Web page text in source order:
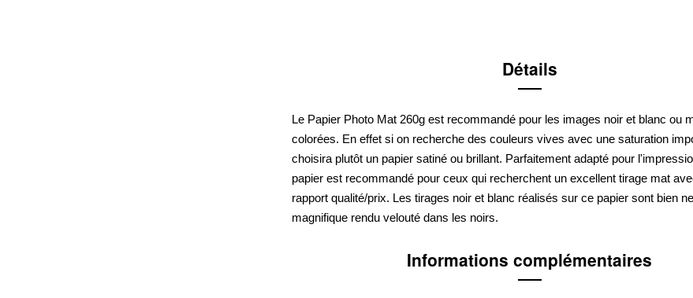
Détails
Le Papier Photo Mat 260g est recommandé pour les images noir et blanc ou
colorées. En effet si on recherche des couleurs vives avec une saturation
choisira plutôt un papier satiné ou brillant. Parfaitement adapté pour
papier est recommandé pour ceux qui recherchent un excellent tirage mat
rapport qualité/prix. Les tirages noir et blanc réalisés sur ce papier sont bien
magnifique rendu velouté dans les noirs.
Informations complémentaires